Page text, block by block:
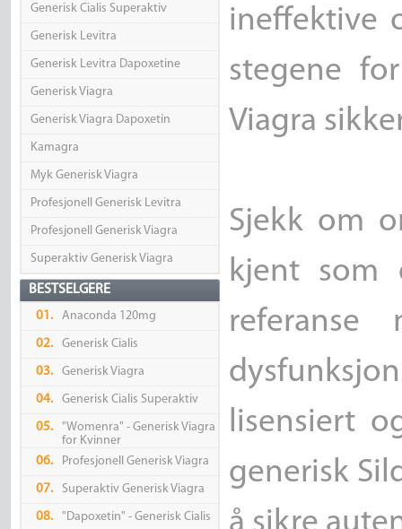
Generisk Cialis Superaktiv
Generisk Levitra
Generisk Levitra Dapoxetine
Generisk Viagra
Generisk Viagra Dapoxetin
Kamagra
Myk Generisk Viagra
Profesjonell Generisk Levitra
Profesjonell Generisk Viagra
Superaktiv Generisk Viagra
BESTSELGERE
01. Anaconda 120mg
02. Generisk Cialis
03. Generisk Viagra
04. Generisk Cialis Superaktiv
05.
"Womenra" - Generisk Viagra
for Kvinner
06.
Profesjonell Generisk Viagra
07. Superaktiv Generisk Viagra
08. "Dapoxetin" - Generisk Cialis
ineffektive
stegene
Viagra
Sjekk om
kjent som
lisensiert
generisk